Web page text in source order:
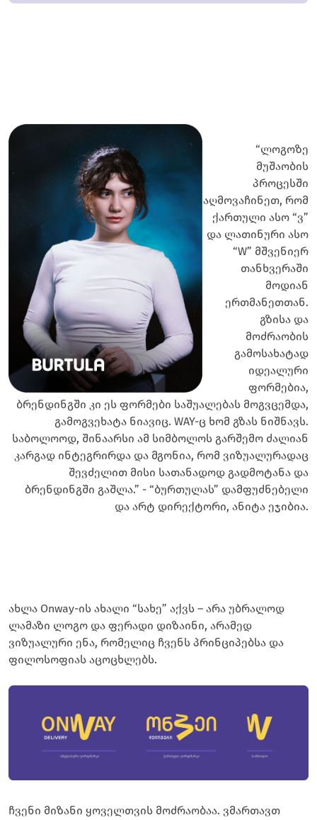
“ლოგოზე
მუშაობის
პროცესში
აღმოვაჩინეთ, რომ
ქართული ასო “ვ”
და ლათინური ასო
“W” მშვენიერ
თანხვერაში
მოდიან
ერთმანეთთან.
გზისა და
მოძრაობის
გამოსახატად
იდეალური
ფორმებია,
ბრენდინგში კი ეს ფორმები საშუალებას მოგვცემდა,
გამოგვეხატა ნიავიც. WAY-ც ხომ გზას ნიშნავს.
საბოლოოდ, შინაარსი ამ სიმბოლოს გარშემო ძალიან
კარგად ინტეგრირდა და მგონია, რომ ვიზუალურადაც
შევძელით მისი სათანადოდ გადმოტანა და
ბრენდინგში გაშლა.” - “ბურთულას” დამფუძნებელი
და არტ დირექტორი, ანიტა ეჯიბია.
ახლა Onway-ის ახალი “სახე” აქვს – არა უბრალოდ
ლამაზი ლოგო და ფერადი დიზაინი, არამედ
ვიზუალური ენა, რომელიც ჩვენს პრინციპებსა და
ფილოსოფიას აცოცხლებს.
ჩვენი მიზანი ყოველთვის მოძრაობაა. ვმართავთ